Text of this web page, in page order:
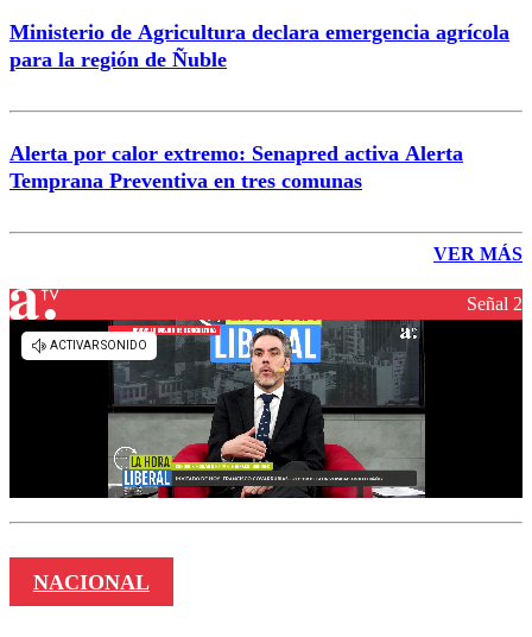
Ministerio de Agricultura declara emergencia agrícola
para la región de Ñuble
Alerta por calor extremo: Senapred activa Alerta
Temprana Preventiva en tres comunas
VER MÁS
Señal 2
NACIONAL